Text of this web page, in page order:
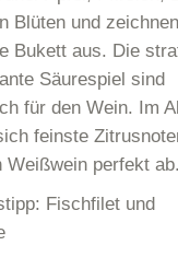
Blüten und
Bukett aus. Die
Säurespiel sind
für den Wein. Im
feinste
Weißwein perfekt ab.
Fischfilet und